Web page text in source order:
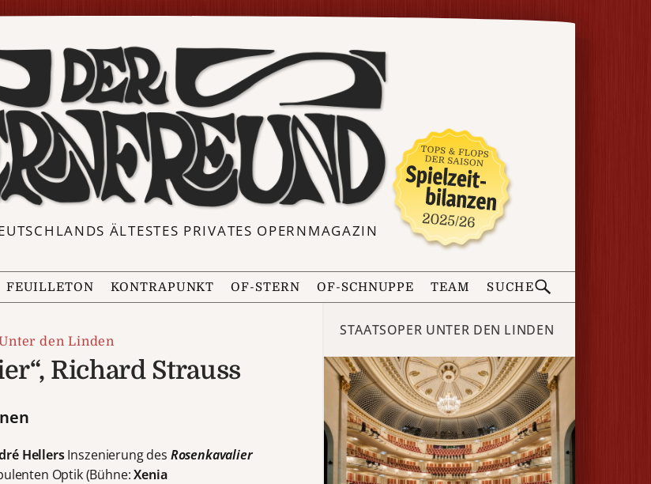
ÄLTESTES PRIVATES OPERNMAGAZIN
FEUILLETON KONTRAPUNKT OF-STERN OF-SCHNUPPE TEAM SUCHE
den Linden
Richard Strauss
HellersInszenierung des Rosenkavalier
Optik (Bühne:Xenia
STAATSOPER UNTER DEN LINDEN